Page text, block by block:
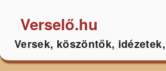
Verselő.hu
Versek, köszöntők,